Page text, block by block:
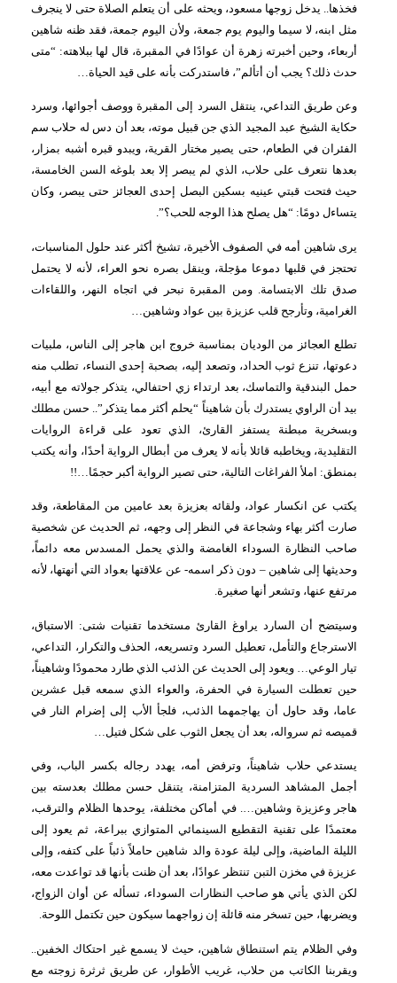
فخذها.. يدخل زوجها مسعود، ويحثه على أن يتعلم الصلاة حتى لا ينجرف
مثل ابنه، لا سيما واليوم يوم جمعة، ولأن اليوم جمعة، فقد ظنه شاهين
أربعاء، وحين أخبرته زهرة أن عوادًا في المقبرة، قال لها ببلاهته: “متى
حدث ذلك؟ يجب أن أتألم”، فاستدركت بأنه على قيد الحياة…
وعن طريق التداعي، ينتقل السرد إلى المقبرة ووصف أجوائها، وسرد
حكاية الشيخ عبد المجيد الذي جن قبيل موته، بعد أن دس له حلاب سم
الفئران في الطعام، حتى يصير مختار القرية، ويبدو قبره أشبه بمزار،
بعدها نتعرف على حلاب، الذي لم يبصر إلا بعد بلوغه السن الخامسة،
حيث فتحت قبتي عينيه بسكين البصل إحدى العجائز حتى يبصر، وكان
يتساءل دومًا: “هل يصلح هذا الوجه للحب؟”.
يرى شاهين أمه في الصفوف الأخيرة، تشيخ أكثر عند حلول المناسبات،
تحتجز في قلبها دموعا مؤجلة، وينقل بصره نحو العراء، لأنه لا يحتمل
صدق تلك الابتسامة. ومن المقبرة نبحر في اتجاه النهر، واللقاءات
الغرامية، وتأرجح قلب عزيزة بين عواد وشاهين…
تطلع العجائز من الوديان بمناسبة خروج ابن هاجر إلى الناس، ملبيات
دعوتها، تنزع ثوب الحداد، وتصعد إليه، بصحبة إحدى النساء، تطلب منه
حمل البندقية والتماسك، بعد ارتداء زي احتفالي، يتذكر جولاته مع أبيه،
بيد أن الراوي يستدرك بأن شاهيناً “يحلم أكثر مما يتذكر”.. حسن مطلك
وبسخرية مبطنة يستفز القارئ، الذي تعود على قراءة الروايات
التقليدية، ويخاطبه قائلا بأنه لا يعرف من أبطال الرواية أحدًا، وأنه يكتب
بمنطق: املأ الفراغات التالية، حتى تصير الرواية أكبر حجمًا…!!
يكتب عن انكسار عواد، ولقائه بعزيزة بعد عامين من المقاطعة، وقد
صارت أكثر بهاء وشجاعة في النظر إلى وجهه، ثم الحديث عن شخصية
صاحب النظارة السوداء الغامضة والذي يحمل المسدس معه دائماً،
وحديثها إلى شاهين – دون ذكر اسمه- عن علاقتها بعواد التي أنهتها، لأنه
مرتفع عنها، وتشعر أنها صغيرة.
وسيتضح أن السارد يراوغ القارئ مستخدما تقنيات شتى: الاستباق،
الاسترجاع والتأمل، تعطيل السرد وتسريعه، الحذف والتكرار، التداعي،
تيار الوعي… ويعود إلى الحديث عن الذئب الذي طارد محمودًا وشاهيناً،
حين تعطلت السيارة في الحفرة، والعواء الذي سمعه قبل عشرين
عاما، وقد حاول أن يهاجمهما الذئب، فلجأ الأب إلى إضرام النار في
قميصه ثم سرواله، بعد أن يجعل الثوب على شكل فتيل…
يستدعي حلاب شاهيناً، وترفض أمه، يهدد رجاله بكسر الباب، وفي
أجمل المشاهد السردية المتزامنة، يتنقل حسن مطلك بعدسته بين
هاجر وعزيزة وشاهين…. في أماكن مختلفة، يوحدها الظلام والترقب،
معتمدًا على تقنية التقطيع السينمائي المتوازي ببراعة، ثم يعود إلى
الليلة الماضية، وإلى ليلة عودة والد شاهين حاملاً ذئباً على كتفه، وإلى
عزيزة في مخزن التبن تنتظر عوادًا، بعد أن ظنت بأنها قد تواعدت معه،
لكن الذي يأتي هو صاحب النظارات السوداء، تسأله عن أوان الزواج،
ويضربها، حين تسخر منه قائلة إن زواجهما سيكون حين تكتمل اللوحة.
وفي الظلام يتم استنطاق شاهين، حيث لا يسمع غير احتكاك الخفين..
ويقربنا الكاتب من حلاب، غريب الأطوار، عن طريق ثرثرة زوجته مع